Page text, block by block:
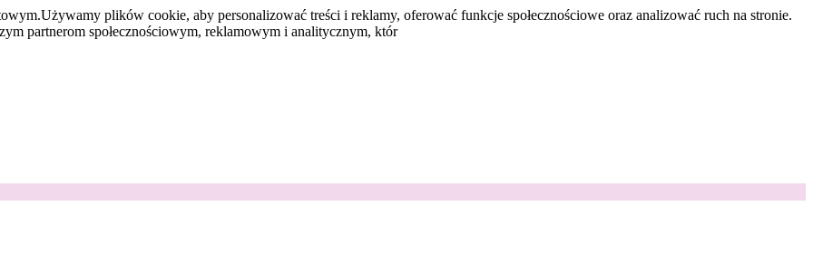
Używamy plików cookie, aby personalizować treści i reklamy, oferować funkcje społecznościowe oraz analizować ruch na stronie.
partnerom społecznościowym, reklamowym i analitycznym, któr